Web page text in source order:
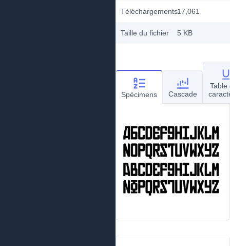
Téléchargements17,061
Taille du fichier 5 KB
Spécimens Cascade
Table